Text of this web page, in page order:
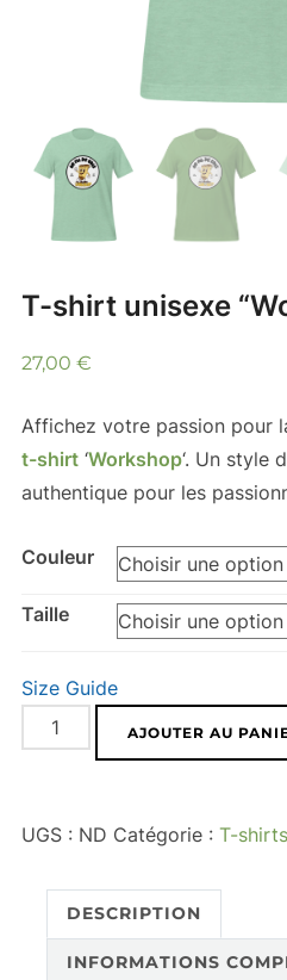
T-shirt unisexe
27,00 €
Affichez votre passion pour
t-shirt‘Workshop‘. Un style
authentique pour les
Couleur
Taille
Size Guide
quantité
de
"Workshop"
AJOUTER AU
UGS : ND Catégorie : T-shirts
DESCRIPTION
INFORMATIONS